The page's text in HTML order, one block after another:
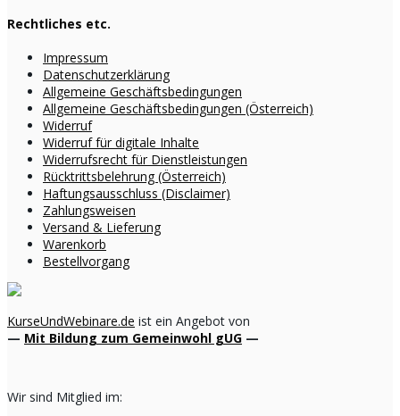
Rechtliches etc.
Impressum
Datenschutzerklärung
Allgemeine Geschäftsbedingungen
Allgemeine Geschäftsbedingungen (Österreich)
Widerruf
Widerruf für digitale Inhalte
Widerrufsrecht für Dienstleistungen
Rücktrittsbelehrung (Österreich)
Haftungsausschluss (Disclaimer)
Zahlungsweisen
Versand & Lieferung
Warenkorb
Bestellvorgang
KurseUndWebinare.de ist ein Angebot von
— Mit Bildung zum Gemeinwohl gUG —
Wir sind Mitglied im: